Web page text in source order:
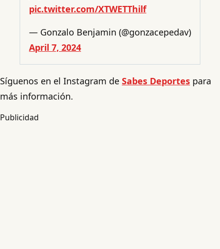
pic.twitter.com/XTWETThilf
— Gonzalo Benjamin (@gonzacepedav)
April 7, 2024
Síguenos en el Instagram de Sabes Deportes para
más información.
Publicidad